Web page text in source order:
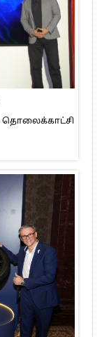
தொலைக்காட்சி